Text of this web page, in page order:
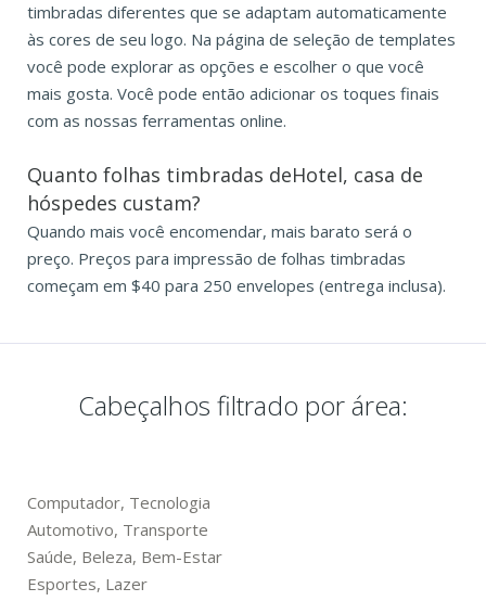
timbradas diferentes que se adaptam automaticamente
às cores de seu logo. Na página de seleção de templates
você pode explorar as opções e escolher o que você
mais gosta. Você pode então adicionar os toques finais
com as nossas ferramentas online.
Quanto folhas timbradas deHotel, casa de
hóspedes custam?
Quando mais você encomendar, mais barato será o
preço. Preços para impressão de folhas timbradas
começam em $40 para 250 envelopes (entrega inclusa).
Cabeçalhos filtrado por área:
Computador, Tecnologia
Automotivo, Transporte
Saúde, Beleza, Bem-Estar
Esportes, Lazer